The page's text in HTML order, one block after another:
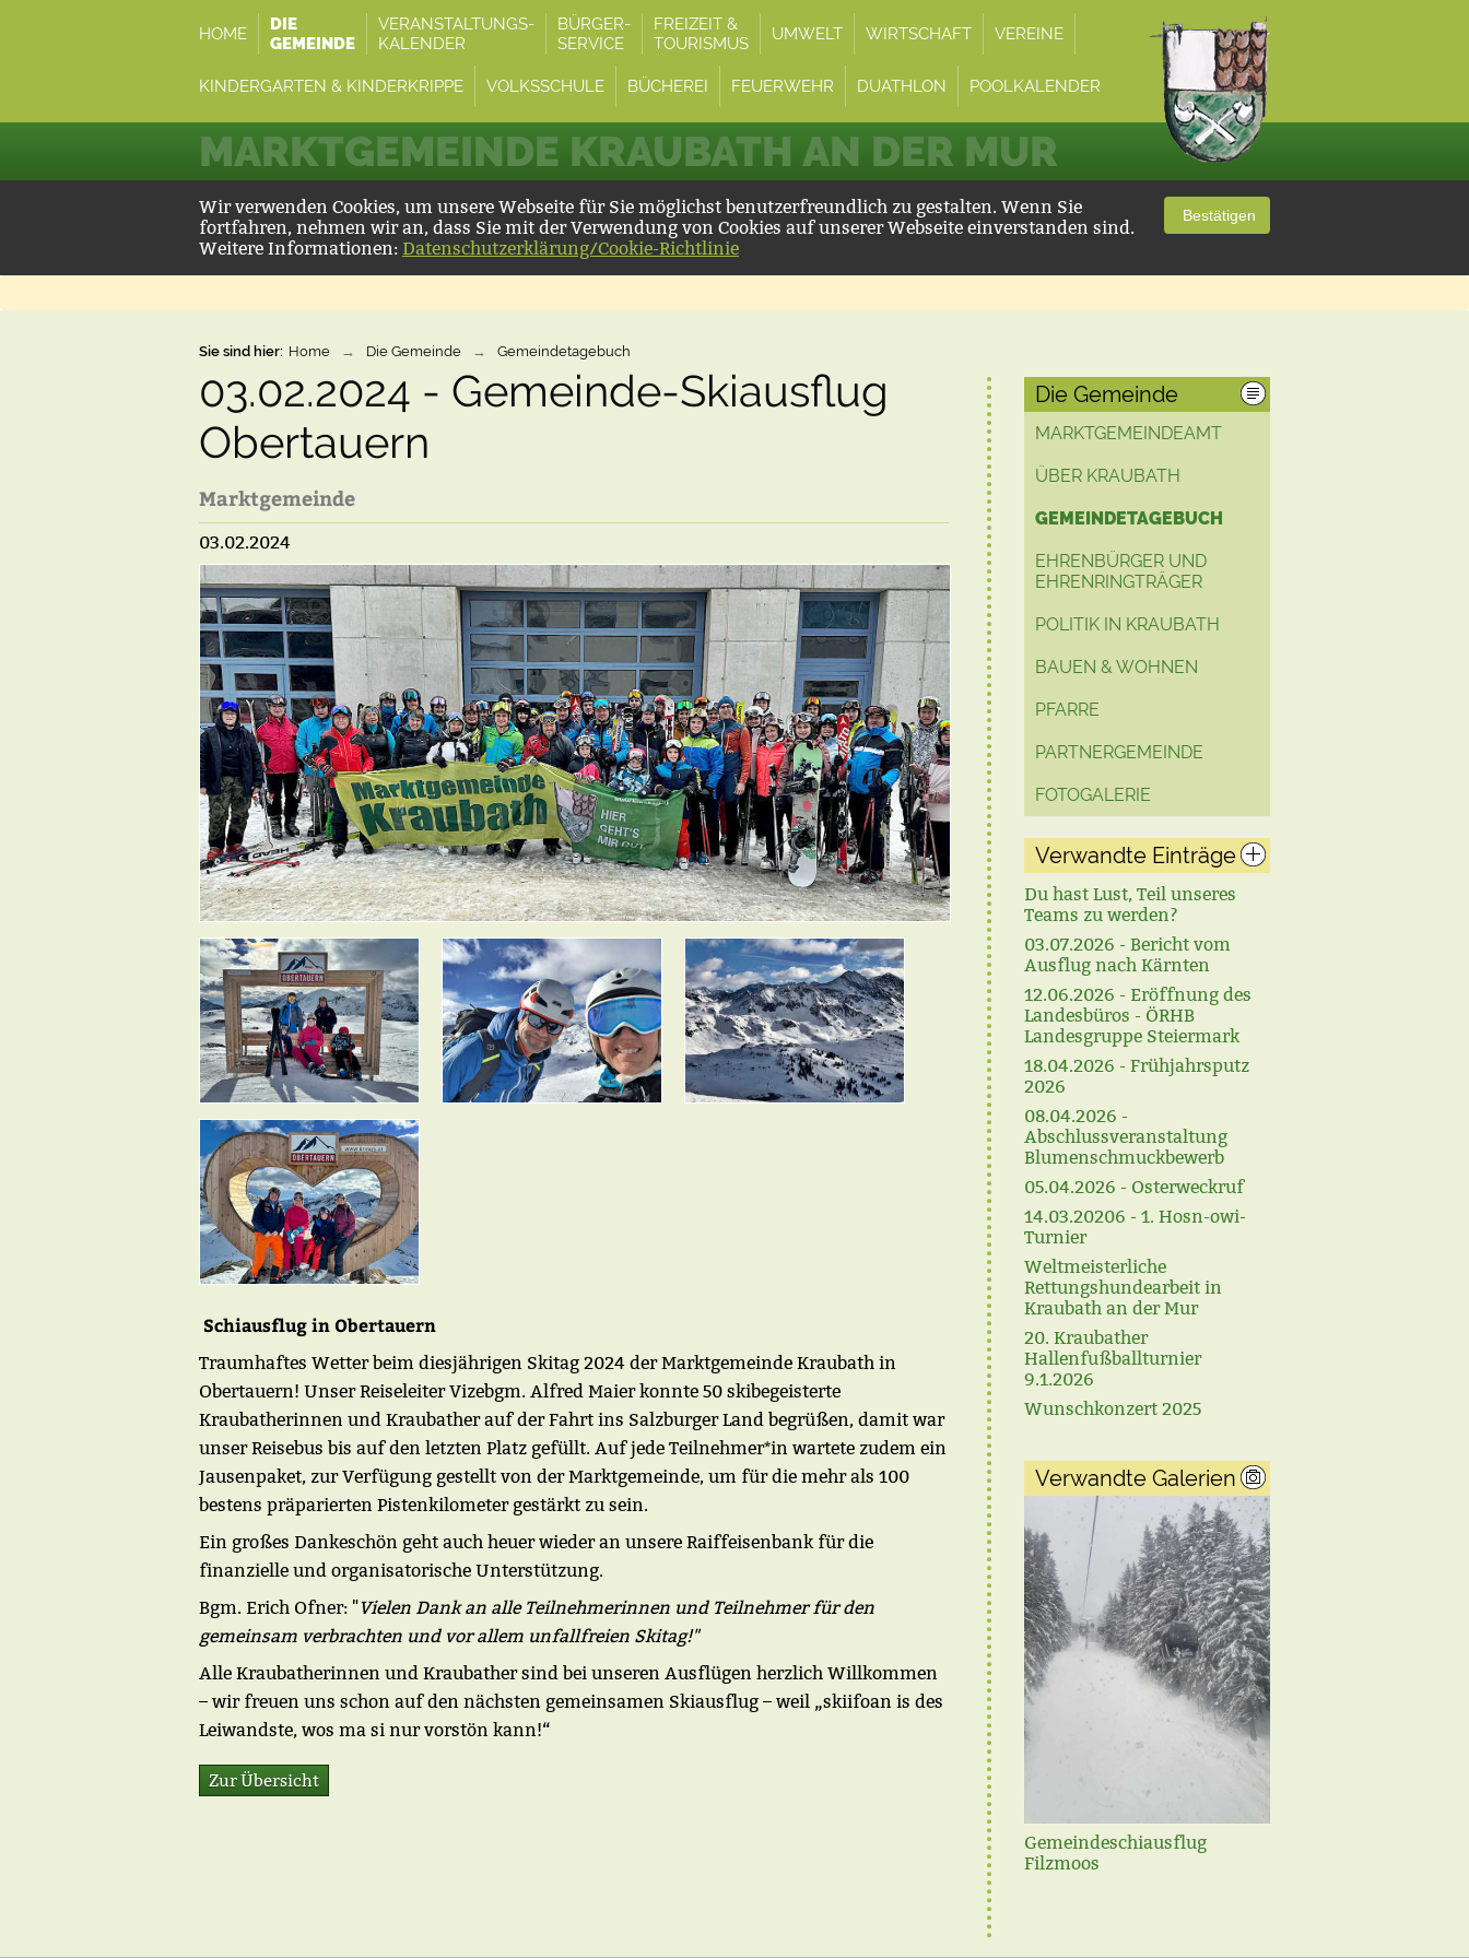
HOME
DIE
GEMEINDE
VERANSTALTUNGS-
KALENDER
BÜRGER-
SERVICE
FREIZEIT &
TOURISMUS
UMWELT WIRTSCHAFT VEREINE
KINDERGARTEN & KINDERKRIPPE VOLKSSCHULE BÜCHEREI FEUERWEHR DUATHLON POOLKALENDER
MARKTGEMEINDE KRAUBATH AN DER MUR
Wir verwenden Cookies, um unsere Webseite für Sie möglichst benutzerfreundlich zu gestalten. Wenn Sie
fortfahren, nehmen wir an, dass Sie mit der Verwendung von Cookies auf unserer Webseite einverstanden sind.
Weitere Informationen: Datenschutzerklärung/Cookie-Richtlinie
Bestätigen
Sie sind hier: Home → Die Gemeinde → Gemeindetagebuch
03.02.2024 - Gemeinde-Skiausflug
Obertauern
Marktgemeinde
03.02.2024
Schiausflug in Obertauern
Traumhaftes Wetter beim diesjährigen Skitag 2024 der Marktgemeinde Kraubath in
Obertauern! Unser Reiseleiter Vizebgm. Alfred Maier konnte 50 skibegeisterte
Kraubatherinnen und Kraubather auf der Fahrt ins Salzburger Land begrüßen, damit war
unser Reisebus bis auf den letzten Platz gefüllt. Auf jede Teilnehmer*in wartete zudem ein
Jausenpaket, zur Verfügung gestellt von der Marktgemeinde, um für die mehr als 100
bestens präparierten Pistenkilometer gestärkt zu sein.
Ein großes Dankeschön geht auch heuer wieder an unsere Raiffeisenbank für die
finanzielle und organisatorische Unterstützung.
Bgm. Erich Ofner: "Vielen Dank an alle Teilnehmerinnen und Teilnehmer für den
gemeinsam verbrachten und vor allem unfallfreien Skitag!"
Alle Kraubatherinnen und Kraubather sind bei unseren Ausflügen herzlich Willkommen
– wir freuen uns schon auf den nächsten gemeinsamen Skiausflug – weil „skiifoan is des
Leiwandste, wos ma si nur vorstön kann!“
Zur Übersicht
Die Gemeinde
MARKTGEMEINDEAMT
ÜBER KRAUBATH
GEMEINDETAGEBUCH
EHRENBÜRGER UND
EHRENRINGTRÄGER
POLITIK IN KRAUBATH
BAUEN & WOHNEN
PFARRE
PARTNERGEMEINDE
FOTOGALERIE
Verwandte Einträge
Du hast Lust, Teil unseres
Teams zu werden?
03.07.2026 - Bericht vom
Ausflug nach Kärnten
12.06.2026 - Eröffnung des
Landesbüros - ÖRHB
Landesgruppe Steiermark
18.04.2026 - Frühjahrsputz
2026
08.04.2026 -
Abschlussveranstaltung
Blumenschmuckbewerb
05.04.2026 - Osterweckruf
14.03.20206 - 1. Hosn-owi-
Turnier
Weltmeisterliche
Rettungshundearbeit in
Kraubath an der Mur
20. Kraubather
Hallenfußballturnier
9.1.2026
Wunschkonzert 2025
Verwandte Galerien
Gemeindeschiausflug
Filzmoos